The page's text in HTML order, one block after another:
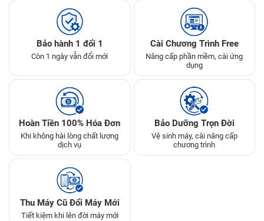
Bảo hành 1 đổi 1
Còn 1 ngày vẫn đổi mới
Cài Chương Trình Free
Nâng cấp phần mềm, cài ứng
dụng
Hoàn Tiền 100% Hóa Đơn
Khi không hài lòng chất lượng
dịch vụ
Bảo Dưỡng Trọn Đời
Vệ sinh máy, cài nâng cấp
chương trình
Thu Máy Cũ Đổi Máy Mới
Tiết kiệm khi lên đời máy mới